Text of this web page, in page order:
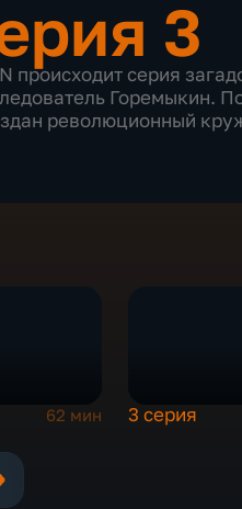
3
происходит серия
Горемыкин.
революционный
62 мин 3 серия